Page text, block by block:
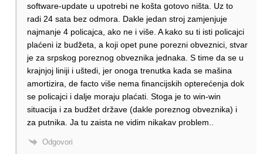
software-update u upotrebi ne košta gotovo ništa. Uz to
radi 24 sata bez odmora. Dakle jedan stroj zamjenjuje
najmanje 4 policajca, ako ne i više. A kako su ti isti policajci
plaćeni iz budžeta, a koji opet pune porezni obveznici, stvar
je za srpskog poreznog obveznika jednaka. S time da se u
krajnjoj liniji i uštedi, jer onoga trenutka kada se mašina
amortizira, de facto više nema financijskih opterećenja dok
se policajci i dalje moraju plaćati. Stoga je to win-win
situacija i za budžet države (dakle poreznog obveznika) i
za putnika. Ja tu zaista ne vidim nikakav problem..
Odgovori